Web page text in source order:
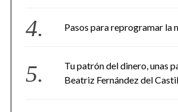
Pasos para reprogramar la
Tu patrón del dinero, unas
Beatriz Fernández del